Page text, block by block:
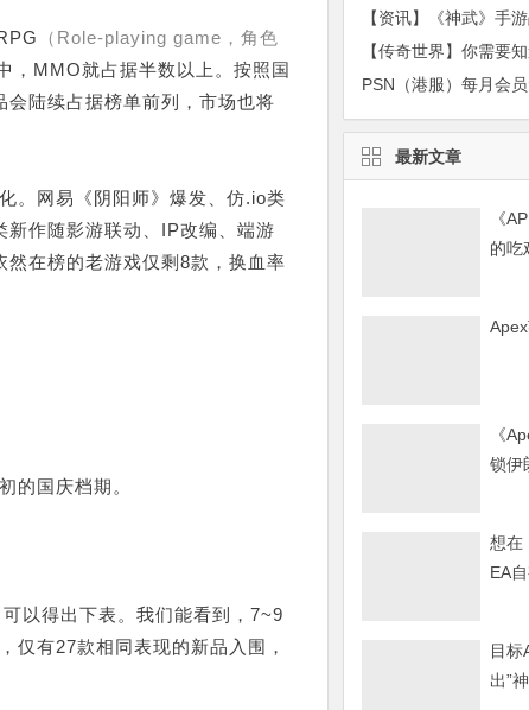
（Role-playing game，角色
，MMO就占据半数以上。按照国
陆续占据榜单前列，市场也将
。网易《阴阳师》爆发、仿.io类
作随影游联动、IP改编、端游
在榜的老游戏仅剩8款，换血率
的国庆档期。
以得出下表。我们能看到，7~9
仅有27款相同表现的新品入围，
【传奇世界】你需要
最新文章
《
的吃
《
锁伊
想在
EA
目标
出”